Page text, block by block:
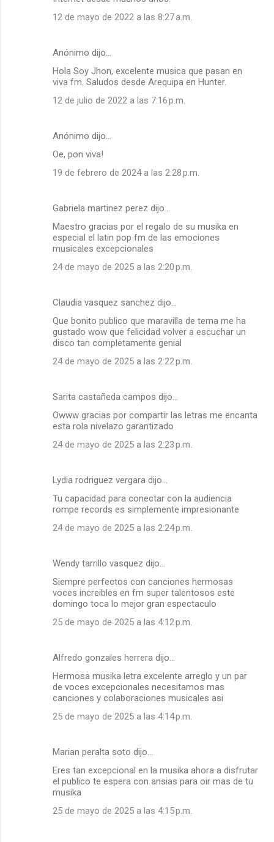
12 de mayo de 2022 a las 8:27 a.m.
Anónimo dijo…
Hola Soy Jhon, excelente musica que pasan en
viva fm. Saludos desde Arequipa en Hunter.
12 de julio de 2022 a las 7:16 p.m.
Anónimo dijo…
Oe, pon viva!
19 de febrero de 2024 a las 2:28 p.m.
Gabriela martinez perez dijo…
Maestro gracias por el regalo de su musika en
especial el latin pop fm de las emociones
musicales excepcionales
24 de mayo de 2025 a las 2:20 p.m.
Claudia vasquez sanchez dijo…
Que bonito publico que maravilla de tema me ha
gustado wow que felicidad volver a escuchar un
disco tan completamente genial
24 de mayo de 2025 a las 2:22 p.m.
Sarita castañeda campos dijo…
Owww gracias por compartir las letras me encanta
esta rola nivelazo garantizado
24 de mayo de 2025 a las 2:23 p.m.
Lydia rodriguez vergara dijo…
Tu capacidad para conectar con la audiencia
rompe records es simplemente impresionante
24 de mayo de 2025 a las 2:24 p.m.
Wendy tarrillo vasquez dijo…
Siempre perfectos con canciones hermosas
voces increibles en fm super talentosos este
domingo toca lo mejor gran espectaculo
25 de mayo de 2025 a las 4:12 p.m.
Alfredo gonzales herrera dijo…
Hermosa musika letra excelente arreglo y un par
de voces excepcionales necesitamos mas
canciones y colaboraciones musicales asi
25 de mayo de 2025 a las 4:14 p.m.
Marian peralta soto dijo…
Eres tan excepcional en la musika ahora a disfrutar
el publico te espera con ansias para oir mas de tu
musika
25 de mayo de 2025 a las 4:15 p.m.